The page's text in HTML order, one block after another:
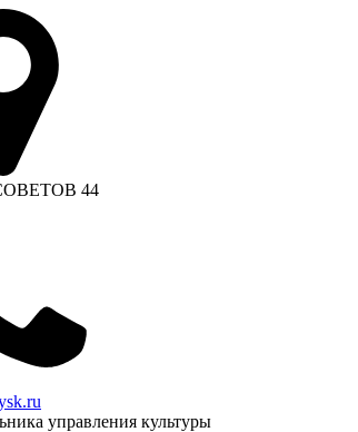
СОВЕТОВ 44
управления культуры